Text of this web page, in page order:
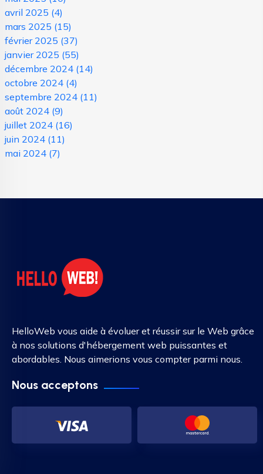
avril 2025 (4)
mars 2025 (15)
février 2025 (37)
janvier 2025 (55)
décembre 2024 (14)
octobre 2024 (4)
septembre 2024 (11)
août 2024 (9)
juillet 2024 (16)
juin 2024 (11)
mai 2024 (7)
HelloWeb vous aide à évoluer et réussir sur le Web grâce
à nos solutions d'hébergement web puissantes et
abordables. Nous aimerions vous compter parmi nous.
Nous acceptons